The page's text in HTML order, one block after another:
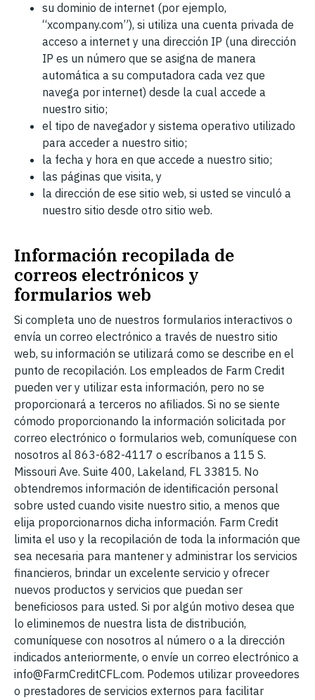
su dominio de internet (por ejemplo,
“xcompany.com”), si utiliza una cuenta privada de
acceso a internet y una dirección IP (una dirección
IP es un número que se asigna de manera
automática a su computadora cada vez que
navega por internet) desde la cual accede a
nuestro sitio;
el tipo de navegador y sistema operativo utilizado
para acceder a nuestro sitio;
la fecha y hora en que accede a nuestro sitio;
las páginas que visita, y
la dirección de ese sitio web, si usted se vinculó a
nuestro sitio desde otro sitio web.
Información recopilada de
correos electrónicos y
formularios web
Si completa uno de nuestros formularios interactivos o
envía un correo electrónico a través de nuestro sitio
web, su información se utilizará como se describe en el
punto de recopilación. Los empleados de Farm Credit
pueden ver y utilizar esta información, pero no se
proporcionará a terceros no afiliados. Si no se siente
cómodo proporcionando la información solicitada por
correo electrónico o formularios web, comuníquese con
nosotros al 863-682-4117 o escríbanos a 115 S.
Missouri Ave. Suite 400, Lakeland, FL 33815. No
obtendremos información de identificación personal
sobre usted cuando visite nuestro sitio, a menos que
elija proporcionarnos dicha información. Farm Credit
limita el uso y la recopilación de toda la información que
sea necesaria para mantener y administrar los servicios
financieros, brindar un excelente servicio y ofrecer
nuevos productos y servicios que puedan ser
beneficiosos para usted. Si por algún motivo desea que
lo eliminemos de nuestra lista de distribución,
comuníquese con nosotros al número o a la dirección
indicados anteriormente, o envíe un correo electrónico a
info@FarmCreditCFL.com. Podemos utilizar proveedores
o prestadores de servicios externos para facilitar